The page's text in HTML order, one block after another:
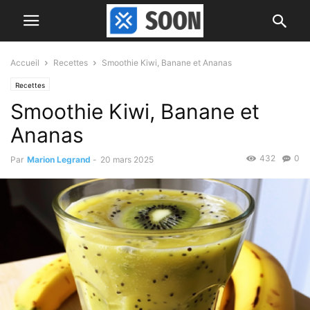
Accueil Recettes Smoothie Kiwi, Banane et Ananas
Recettes
Smoothie Kiwi, Banane et
Ananas
Par Marion Legrand - 20 mars 2025 0
432